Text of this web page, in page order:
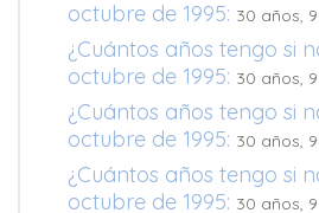
octubre de 1995: 30 años,
¿Cuántos años tengo si
octubre de 1995: 30 años,
¿Cuántos años tengo si
octubre de 1995: 30 años,
¿Cuántos años tengo si
octubre de 1995: 30 años,